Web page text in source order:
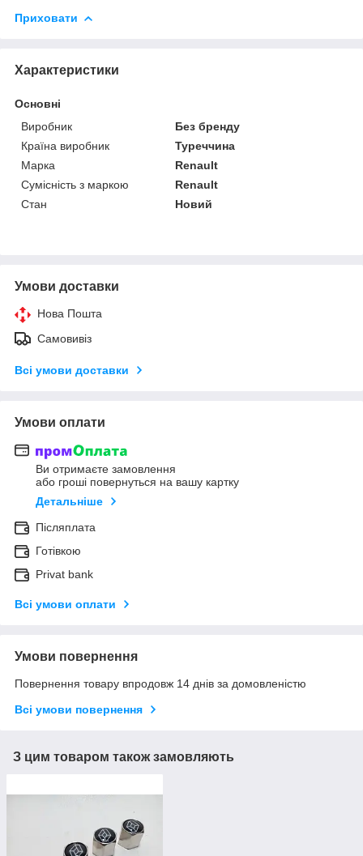
Приховати
Характеристики
Основні
Виробник
Без бренду
Країна виробник
Туреччина
Марка
Renault
Сумісність з маркою
Renault
Стан
Новий
Умови доставки
Нова Пошта
Самовивіз
Всі умови доставки
Умови оплати
Ви отримаєте замовлення
або гроші повернуться на вашу картку
Детальніше
Післяплата
Готівкою
Privat bank
Всі умови оплати
Умови повернення
Повернення товару впродовж 14 днів за домовленістю
Всі умови повернення
З цим товаром також замовляють